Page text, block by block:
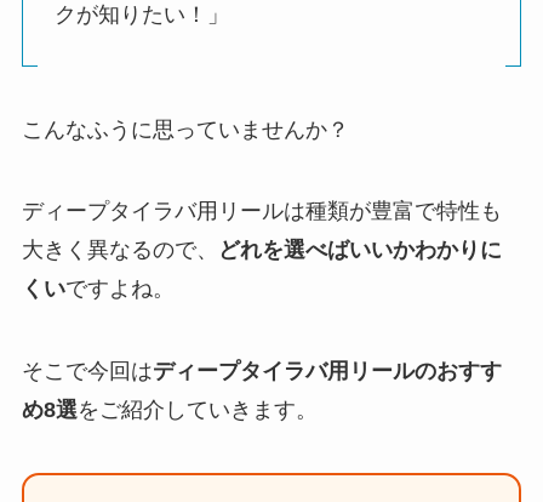
クが知りたい！」
こんなふうに思っていませんか？
ディープタイラバ用リールは種類が豊富で特性も
大きく異なるので、
どれを選べばいいかわかりに
くいですよね。
そこで今回はディープタイラバ用リールのおすす
め8選をご紹介していきます。